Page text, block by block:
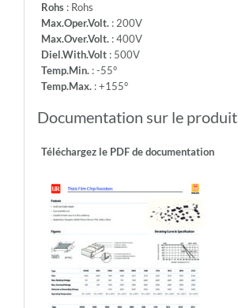
Rohs: Rohs
Max.Oper.Volt.: 200V
Max.Over.Volt.: 400V
Diel.With.Volt: 500V
Temp.Min.: -55°
Temp.Max.: +155°
Documentation sur le produit
Téléchargez le PDF de documentation